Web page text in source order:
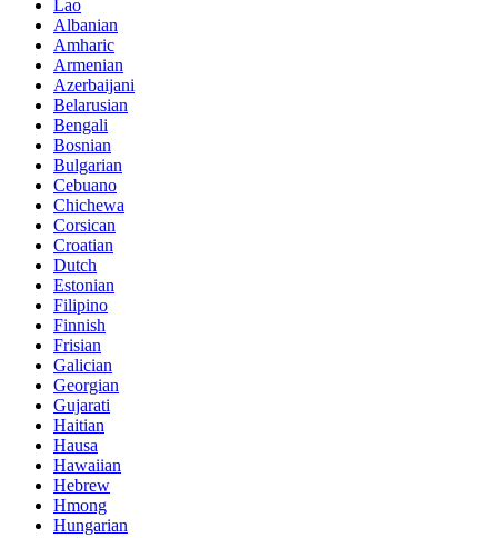
Lao
Albanian
Amharic
Armenian
Azerbaijani
Belarusian
Bengali
Bosnian
Bulgarian
Cebuano
Chichewa
Corsican
Croatian
Dutch
Estonian
Filipino
Finnish
Frisian
Galician
Georgian
Gujarati
Haitian
Hausa
Hawaiian
Hebrew
Hmong
Hungarian